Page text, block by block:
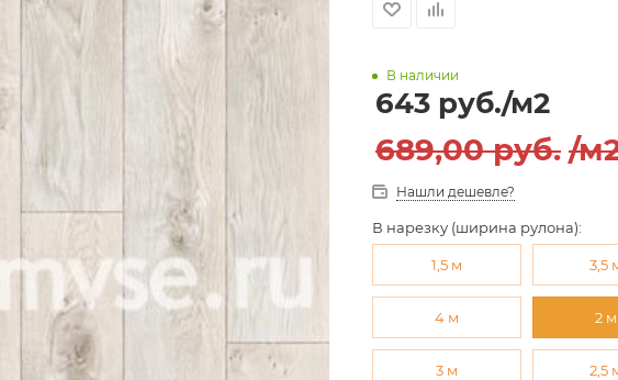
В наличии
643 руб./м2
689,00 руб. /
Нашли дешевле?
В нарезку (ширина рулона):
1,5 м 3,5
4 м 2 м
3 м 2,5